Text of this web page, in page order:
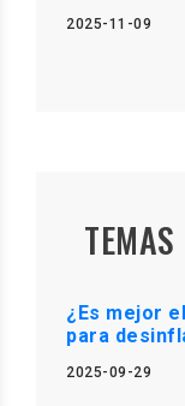
2025-11-09
¿Es mejor
para
2025-09-29